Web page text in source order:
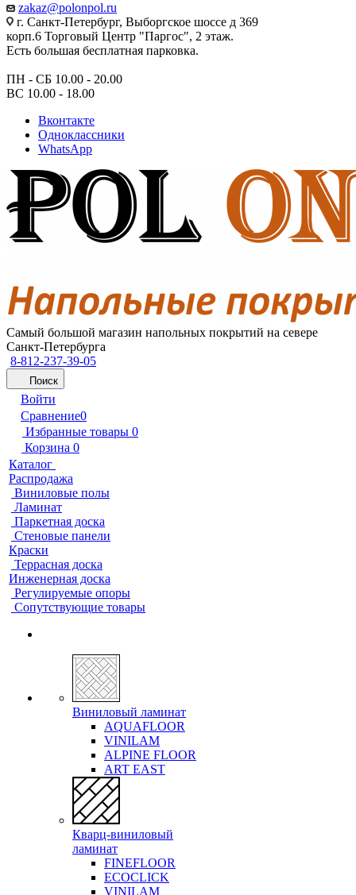
zakaz@polonpol.ru
г. Санкт-Петербург, Выборгское шоссе д 369
корп.6 Торговый Центр "Паргос", 2 этаж.
Есть большая бесплатная парковка.
ПН - СБ 10.00 - 20.00
ВС 10.00 - 18.00
Вконтакте
Одноклассники
WhatsApp
Самый большой магазин напольных покрытий на севере
Санкт-Петербурга
8-812-237-39-05
Поиск
Войти
Сравнение0
Избранные товары 0
Корзина 0
Каталог
Распродажа
Виниловые полы
Ламинат
Паркетная доска
Стеновые панели
Краски
Террасная доска
Инженерная доска
Регулируемые опоры
Сопутствующие товары
Виниловый ламинат
AQUAFLOOR
VINILAM
ALPINE FLOOR
ART EAST
Кварц-виниловый
ламинат
FINEFLOOR
ECOCLICK
VINILAM